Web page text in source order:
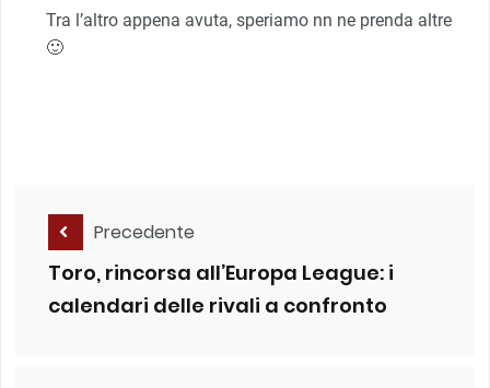
Tra l’altro appena avuta, speriamo nn ne prenda altre
🙂
Precedente
Toro, rincorsa all’Europa League: i
calendari delle rivali a confronto